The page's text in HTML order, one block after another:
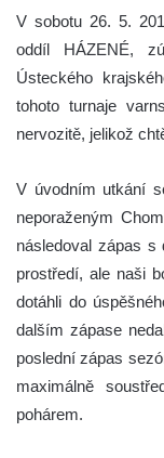
V sobotu 26. 5.
oddíl HÁZENÉ,
Ústeckého
tohoto turnaje
nervozitě, jelikož
V úvodním utkání
neporaženým
následoval zápas
prostředí, ale naši
dotáhli do
dalším zápase
poslední zápas
maximálně
pohárem.